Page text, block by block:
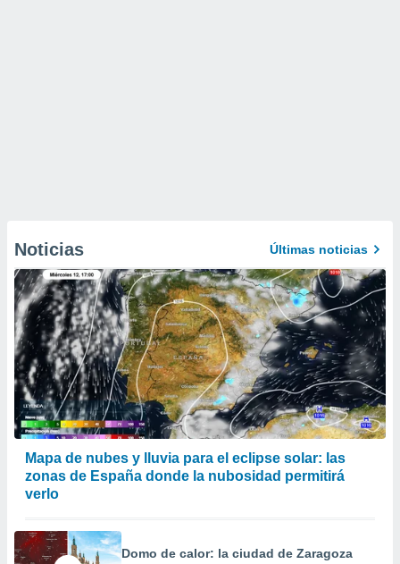
Noticias Últimas noticias
Mapa de nubes y lluvia para el eclipse solar: las
zonas de España donde la nubosidad permitirá
verlo
Domo de calor: la ciudad de Zaragoza